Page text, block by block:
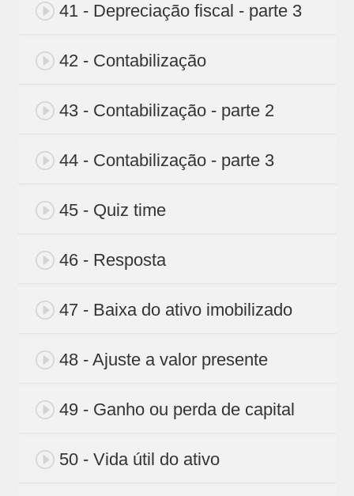
41 - Depreciação fiscal - parte 3
42 - Contabilização
43 - Contabilização - parte 2
44 - Contabilização - parte 3
45 - Quiz time
46 - Resposta
47 - Baixa do ativo imobilizado
48 - Ajuste a valor presente
49 - Ganho ou perda de capital
50 - Vida útil do ativo